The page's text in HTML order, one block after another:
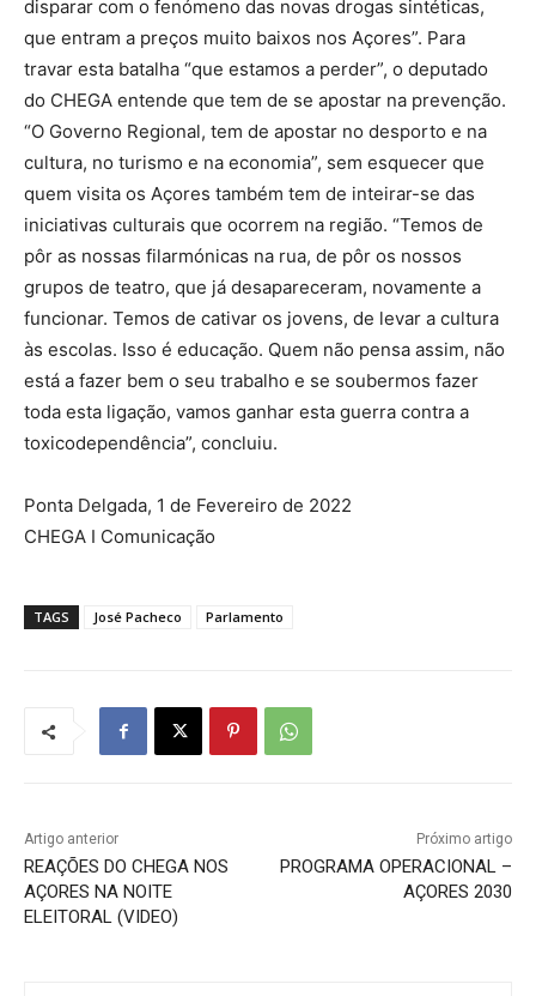
disparar com o fenómeno das novas drogas sintéticas,
que entram a preços muito baixos nos Açores”. Para
travar esta batalha “que estamos a perder”, o deputado
do CHEGA entende que tem de se apostar na prevenção.
“O Governo Regional, tem de apostar no desporto e na
cultura, no turismo e na economia”, sem esquecer que
quem visita os Açores também tem de inteirar-se das
iniciativas culturais que ocorrem na região. “Temos de
pôr as nossas filarmónicas na rua, de pôr os nossos
grupos de teatro, que já desapareceram, novamente a
funcionar. Temos de cativar os jovens, de levar a cultura
às escolas. Isso é educação. Quem não pensa assim, não
está a fazer bem o seu trabalho e se soubermos fazer
toda esta ligação, vamos ganhar esta guerra contra a
toxicodependência”, concluiu.
Ponta Delgada, 1 de Fevereiro de 2022
CHEGA I Comunicação
TAGS José Pacheco Parlamento
Artigo anterior
REAÇÕES DO CHEGA NOS
AÇORES NA NOITE
ELEITORAL (VIDEO)
Próximo artigo
PROGRAMA OPERACIONAL –
AÇORES 2030